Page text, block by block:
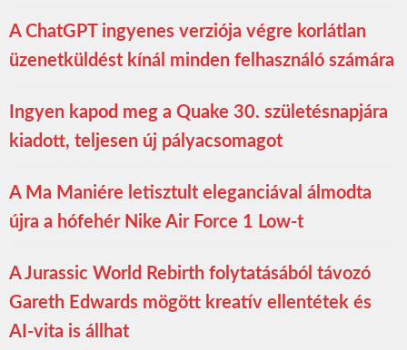
A ChatGPT ingyenes verziója végre korlátlan
üzenetküldést kínál minden felhasználó számára
Ingyen kapod meg a Quake 30. születésnapjára
kiadott, teljesen új pályacsomagot
A Ma Maniére letisztult eleganciával álmodta
újra a hófehér Nike Air Force 1 Low-t
A Jurassic World Rebirth folytatásából távozó
Gareth Edwards mögött kreatív ellentétek és
AI-vita is állhat